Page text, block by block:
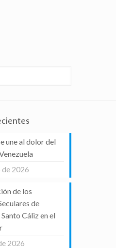
une al dolor del
de 2026
de los
de
Cáliz en el
2026